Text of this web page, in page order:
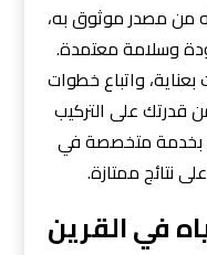
من مصدر موثوق به،
وسلامة معتمدة.
بعناية، واتباع خطوات
قدرتك على التركيب
بخدمة متخصصة في
نتائج ممتازة.
في القرين